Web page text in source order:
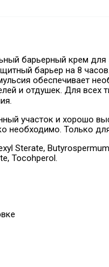
барьерный крем
барьер на 8 часов.
обеспечивает
и отдушек. Для
участок и хорошо
необходимо. Только
Sterate,
Tocohperol.